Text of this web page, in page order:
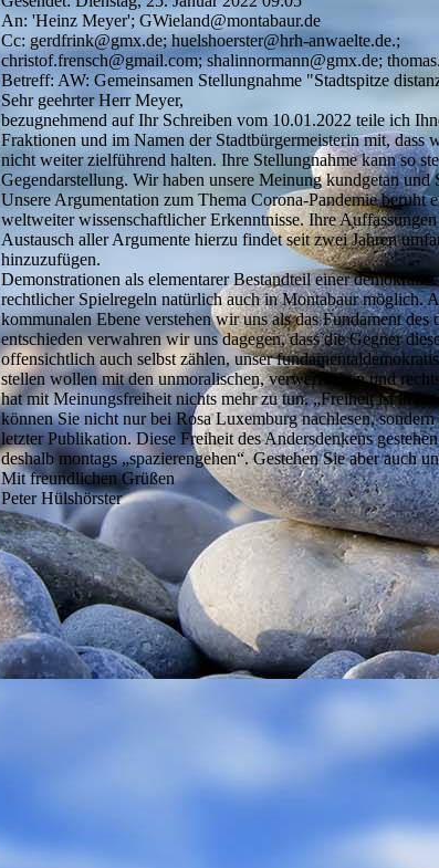
An: 'Heinz Meyer'; GWieland@montabaur.de
Cc: gerdfrink@gmx.de; huelshoerster@hrh-anwaelte.de.;
christof.frensch@gmail.com; shalinnormann@gmx.de;
Betreff: AW: Gemeinsamen Stellungnahme "Stadtspitze
Sehr geehrter Herr Meyer,
bezugnehmend auf Ihr Schreiben vom 10.01.2022 teile ich
Fraktionen und im Namen der Stadtbürgermeisterin mit,
nicht weiter zielführend halten. Ihre Stellungnahme kann so
Gegendarstellung. Wir haben unsere Meinung kundgetan und
Unsere Argumentation zum Thema Corona-Pandemie beruht
weltweiter wissenschaftlicher Erkenntnisse. Ihre
Austausch aller Argumente hierzu findet seit zwei Jahren
hinzuzufügen.
Demonstrationen als elementarer Bestandteil einer
rechtlicher Spielregeln natürlich auch in Montabaur möglich.
kommunalen Ebene verstehen wir uns als das Fundament des
entschieden verwahren wir uns dagegen, dass die Gegner
offensichtlich auch selbst zählen, unser
stellen wollen mit den unmoralischen, verwerflichen und
hat mit Meinungsfreiheit nichts mehr zu tun. „Freiheit ist
können Sie nicht nur bei Rosa Luxemburg nachlesen,
letzter Publikation. Diese Freiheit des Andersdenkens
deshalb montags „spazierengehen“. Gestehen Sie aber auch
Mit freundlichen Grüßen
Peter Hülshörster